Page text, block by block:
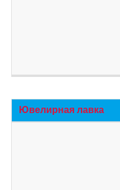
Ювелирная лавка